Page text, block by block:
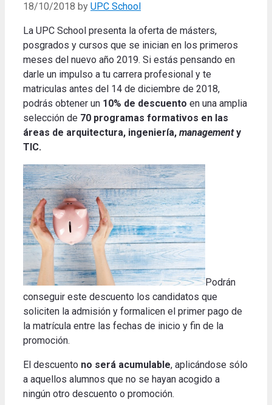
18/10/2018 by UPC School
La UPC School presenta la oferta de másters,
posgrados y cursos que se inician en los primeros
meses del nuevo año 2019. Si estás pensando en
darle un impulso a tu carrera profesional y te
matriculas antes del 14 de diciembre de 2018,
podrás obtener un 10% de descuento en una amplia
selección de 70 programas formativos en las
áreas de arquitectura, ingeniería, managementy
TIC.
Podrán
conseguir este descuento los candidatos que
soliciten la admisión y formalicen el primer pago de
la matrícula entre las fechas de inicio y fin de la
promoción.
El descuento no será acumulable, aplicándose sólo
a aquellos alumnos que no se hayan acogido a
ningún otro descuento o promoción.